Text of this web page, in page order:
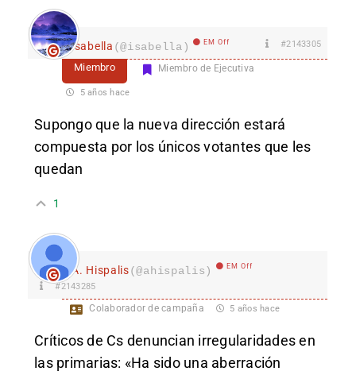
isabella (@isabella) EM Off #2143305
Miembro Miembro de Ejecutiva
5 años hace
Supongo que la nueva dirección estará
compuesta por los únicos votantes que les
quedan
1
A. Hispalis(@ahispalis) EM Off
#2143285
Colaborador de campaña 5 años hace
Críticos de Cs denuncian irregularidades en
las primarias: «Ha sido una aberración